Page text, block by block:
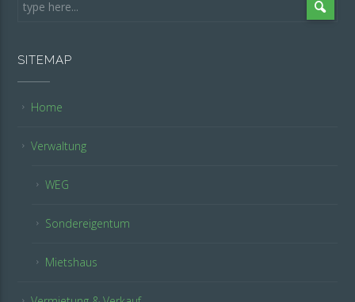
SITEMAP
Home
Verwaltung
WEG
Sondereigentum
Mietshaus